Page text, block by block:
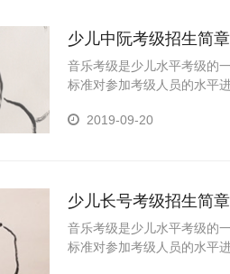
少儿中阮考级招生简章
音乐考级是少儿水平考级的
标准对参加考级人员的水平
陶冶情操、树立自信，增强
2019-09-20
少儿长号考级招生简章
音乐考级是少儿水平考级的
标准对参加考级人员的水平